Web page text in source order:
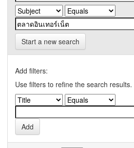
Start a new search
Add filters:
Use filters to refine the search results.